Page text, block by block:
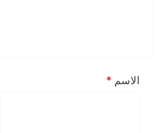
الاسم *